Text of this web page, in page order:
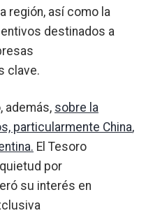
región, así como la
destinados a
clave.
además, sobre la
particularmente China,
El Tesoro
por
su interés en